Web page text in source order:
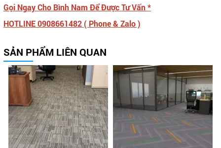
Gọi Ngay Cho Bình Nam Để Được Tư Vấn *
HOTLINE 0908661482 ( Phone & Zalo )
SẢN PHẨM LIÊN QUAN